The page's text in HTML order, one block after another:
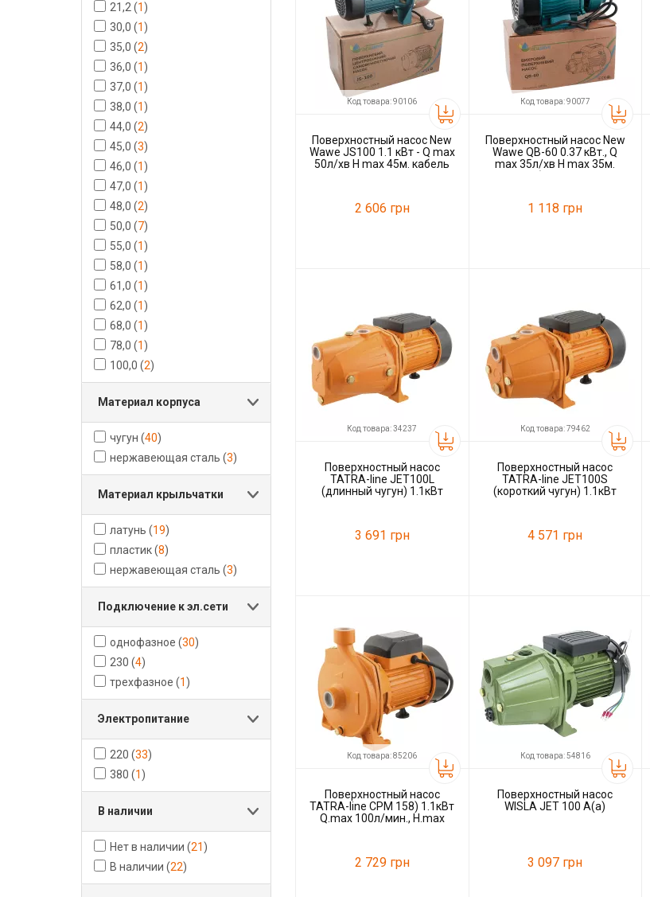
21,2 (1 )
30,0 (1 )
35,0 (2)
36,0 (1 )
37,0 (1 )
38,0 (1 )
44,0 (2)
45,0 (3)
46,0 (1 )
47,0 (1 )
48,0 (2)
50,0 (7)
55,0 (1 )
58,0 (1 )
61,0 (1 )
62,0 (1 )
68,0 (1 )
78,0 (1 )
100,0 (2)
Материал корпуса
чугун (40)
нержавеющая сталь (3)
Материал крыльчатки
латунь (19)
пластик(8)
нержавеющая сталь (3)
Подключение к эл.сети
однофазное (30)
230 (4)
трехфазное (1 )
Электропитание
220 (33)
380 (1 )
В наличии
Нет в наличии (21 )
В наличии (22)
Код товара: 90106
Поверхностный насос New
Wawe JS100 1.1 кВт - Q max
50л/хв H max 45м. кабель
2 606 грн
Код товара: 90077
Поверхностный насос New
Wawe QB-60 0.37 кВт., Q
max 35л/хв H max 35м.
1 118 грн
Код товара: 34237
Поверхностный насос
TATRA-line JET100L
(длинный чугун) 1.1кВт
3 691 грн
Код товара: 79462
Поверхностный насос
TATRA-line JET100S
(короткий чугун) 1.1кВт
4 571 грн
Код товара: 85206
Поверхностный насос
TATRA-line СРМ 158) 1.1кВт
Q.max 100л/мин., H.max
2 729 грн
Код товара: 54816
Поверхностный насос
WISLA JET 100 A(a)
3 097 грн